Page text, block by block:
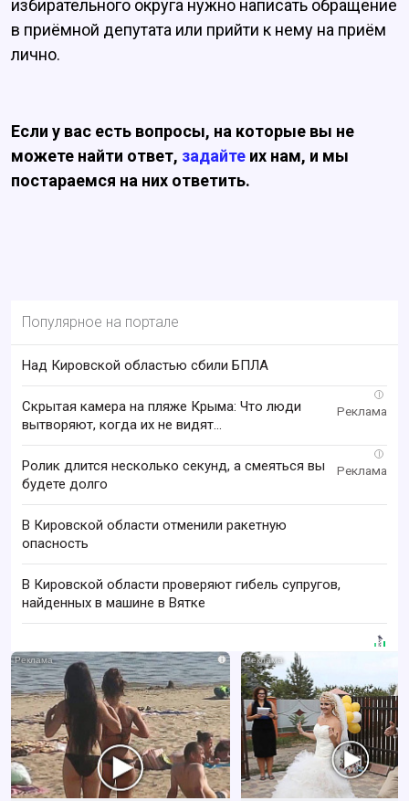
избирательного округа нужно написать обращение
в приёмной депутата или прийти к нему на приём
лично.
Если у вас есть вопросы, на которые вы не
можете найти ответ, задайте их нам, и мы
постараемся на них ответить.
Популярное на портале
Над Кировской областью сбили БПЛА
i
Скрытая камера на пляже Крыма: Что люди
вытворяют, когда их не видят...
i
Ролик длится несколько секунд, а смеяться вы
будете долго
В Кировской области отменили ракетную
опасность
В Кировской области проверяют гибель супругов,
найденных в машине в Вятке
i